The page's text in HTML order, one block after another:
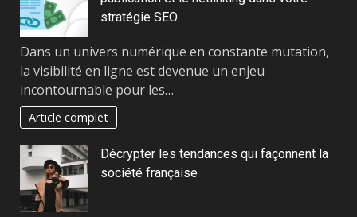
stratégie SEO
Dans un univers numérique en constante mutation,
la visibilité en ligne est devenue un enjeu
incontournable pour les…
Article complet
Décrypter les tendances qui façonnent la
société française